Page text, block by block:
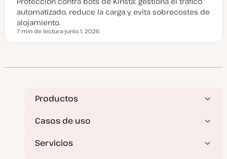
i
d
automatizado, reduce la carga y evita sobrecostes de
alojamiento.
Tiempo de lectura
7 min de lectura
e
a
a
l
a
junio 1, 2026
Productos
Casos de uso
Servicios